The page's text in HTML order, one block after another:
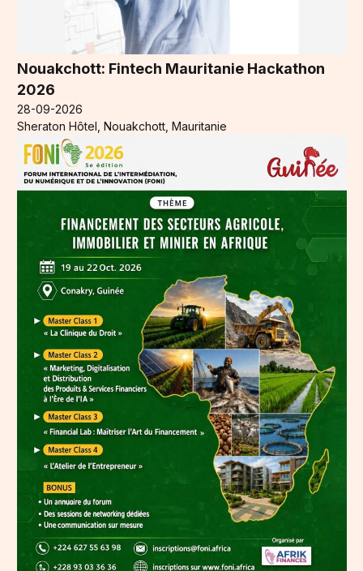
Nouakchott: Fintech Mauritanie Hackathon
2026
28-09-2026
Sheraton Hôtel, Nouakchott, Mauritanie